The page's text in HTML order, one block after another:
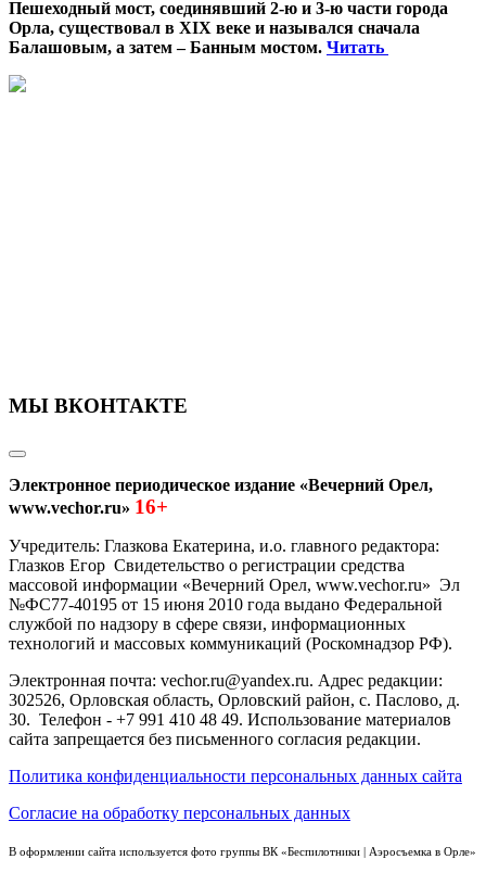
Пешеходный мост, соединявший 2-ю и 3-ю части города
Орла, существовал в XIX веке и назывался сначала
Балашовым, а затем – Банным мостом. Читать
МЫ ВКОНТАКТЕ
Электронное периодическое издание «Вечерний Орел,
www.vechor.ru» 16+
Учредитель: Глазкова Екатерина, и.о. главного редактора:
Глазков Егор Свидетельство о регистрации средства
массовой информации «Вечерний Орел, www.vechor.ru» Эл
№ФС77-40195 от 15 июня 2010 года выдано Федеральной
службой по надзору в сфере связи, информационных
технологий и массовых коммуникаций (Роскомнадзор РФ).
Электронная почта: vechor.ru@yandex.ru. Адрес редакции:
302526, Орловская область, Орловский район, с. Паслово, д.
30. Телефон - +7 991 410 48 49. Использование материалов
сайта запрещается без письменного согласия редакции.
Политика конфиденциальности персональных данных сайта
Согласие на обработку персональных данных
В оформлении сайта используется фото группы ВК «Беспилотники | Аэросъемка в Орле»